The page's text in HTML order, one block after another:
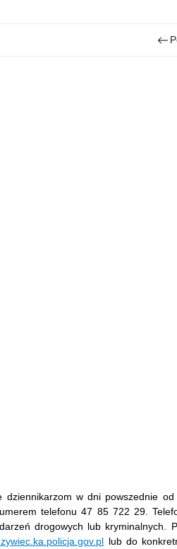
w dni powszednie od
telefonu 47 85 722 29.
drogowych lub kryminalnych.
lub do